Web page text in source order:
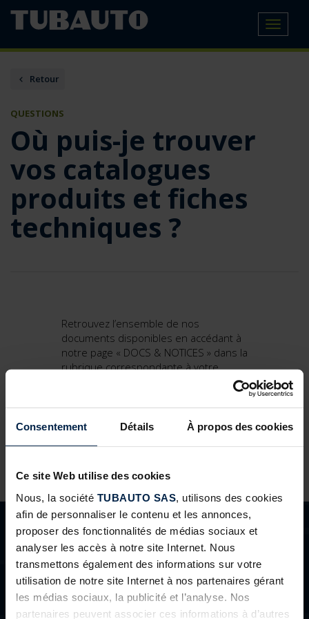
Consentement Détails À propos des cookies
Ce site Web utilise des cookies
Nous, la société TUBAUTO SAS , utilisons des cookies
afin de personnaliser le contenu et les annonces,
proposer des fonctionnalités de médias sociaux et
analyser les accès à notre site Internet. Nous
transmettons également des informations sur votre
utilisation de notre site Internet à nos partenaires gérant
les médias sociaux, la publicité et l’analyse. Nos
partenaires peuvent associer ces informations à d’autres
Toggle
Retour
QUESTIONS
Où puis-je trouver
vos catalogues
produits et fiches
techniques ?
Retrouvez l’ensemble de nos
documents disponibles en accédant à
notre page « DOCS & NOTICES » dans la
rubrique correspondante à votre
recherche. Pour cela, cliquez sur le lien
https://www.tubauto.fr/documentations/
BESOINS D'AIDE ?